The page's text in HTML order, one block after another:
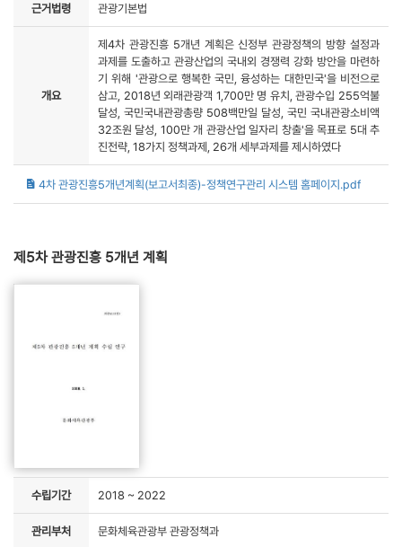
근거법령 관광기본법
개요
제4차 관광진흥 5개년 계획은 신정부 관광정책의 방향 설정과
과제를 도출하고 관광산업의 국내외 경쟁력 강화 방안을 마련하
기 위해 '관광으로 행복한 국민, 융성하는 대한민국'을 비전으로
삼고, 2018년 외래관광객 1,700만 명 유치, 관광수입 255억불
달성, 국민국내관광총량 508백만일 달성, 국민 국내관광소비액
32조원 달성, 100만 개 관광산업 일자리 창출'을 목표로 5대 추
진전략, 18가지 정책과제, 26개 세부과제를 제시하였다
4차 관광진흥5개년계획(보고서최종)-정책연구관리 시스템 홈페이지.pdf
제5차 관광진흥 5개년 계획
수립기간 2018 ~ 2022
관리부처 문화체육관광부 관광정책과